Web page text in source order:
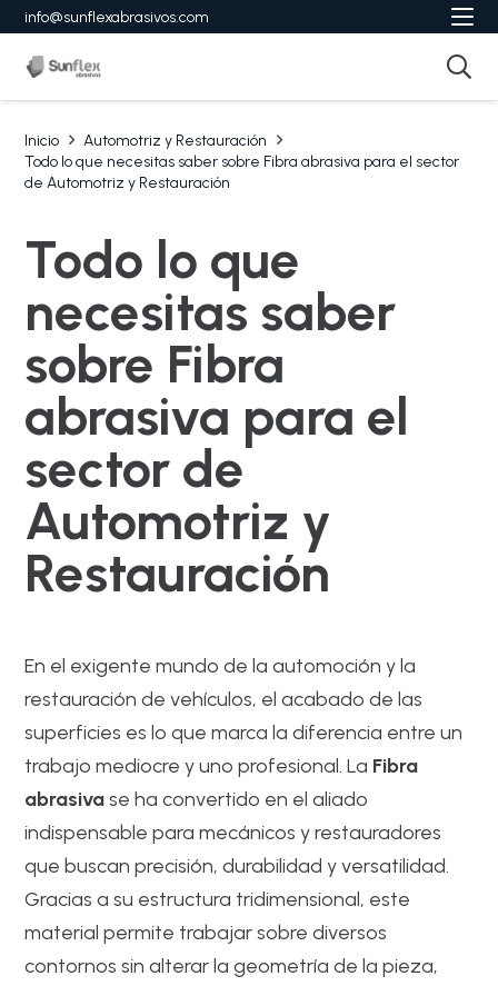
info@sunflexabrasivos.com
Inicio
Automotriz y Restauración
Todo lo que necesitas saber sobre Fibra abrasiva para el sector
de Automotriz y Restauración
Todo lo que
necesitas saber
sobre Fibra
abrasiva para el
sector de
Automotriz y
Restauración
En el exigente mundo de la automoción y la
restauración de vehículos, el acabado de las
superficies es lo que marca la diferencia entre un
trabajo mediocre y uno profesional. La Fibra
abrasivase ha convertido en el aliado
indispensable para mecánicos y restauradores
que buscan precisión, durabilidad y versatilidad.
Gracias a su estructura tridimensional, este
material permite trabajar sobre diversos
contornos sin alterar la geometría de la pieza,